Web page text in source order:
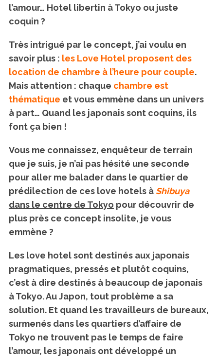
l’amour… Hotel libertin à Tokyo ou juste
coquin ?
Très intrigué par le concept, j’ai voulu en
savoir plus : les Love Hotel proposent des
location de chambre à l’heure pour couple.
Mais attention : chaque chambre est
thématique et vous emmène dans un univers
à part… Quand les japonais sont coquins, ils
font ça bien !
Vous me connaissez, enquêteur de terrain
que je suis, je n’ai pas hésité une seconde
pour aller me balader dans le quartier de
prédilection de ces love hotels à Shibuya
dans le centre de Tokyo pour découvrir de
plus près ce concept insolite, je vous
emmène ?
Les love hotel sont destinés aux japonais
pragmatiques, pressés et plutôt coquins,
c’est à dire destinés à beaucoup de japonais
à Tokyo. Au Japon, tout problème a sa
solution. Et quand les travailleurs de bureaux,
surmenés dans les quartiers d’affaire de
Tokyo ne trouvent pas le temps de faire
l’amour, les japonais ont développé un